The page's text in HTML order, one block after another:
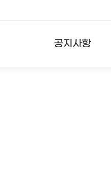
공지사항